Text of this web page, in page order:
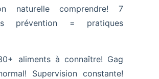
naturelle comprendre! 7
prévention = pratiques
aliments à connaître! Gag
Supervision constante!